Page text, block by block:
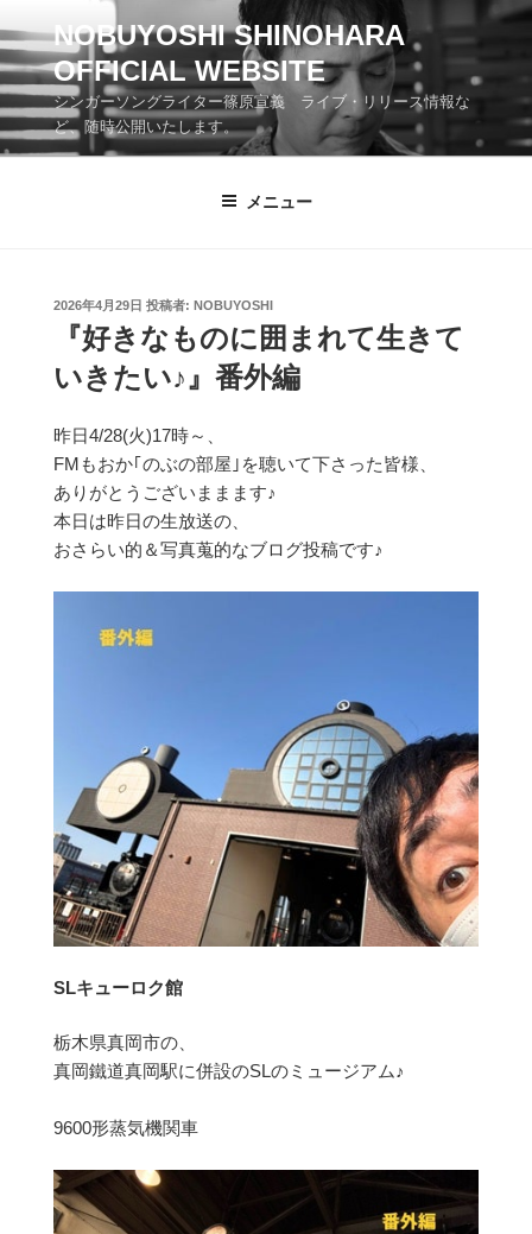
ン
テ
ン
ツ
へ
NOBUYOSHI SHINOHARA
OFFICIAL WEBSITE
シンガーソングライター篠原宣義 ライブ・リリース情報な
ど、随時公開いたします。
メニュー
投
2026年4月29日 投稿者: NOBUYOSHI
『好きなものに囲まれて生きて
いきたい♪』番外編
昨日4/28(火)17時～、
FMもおか｢のぶの部屋｣を聴いて下さった皆様、
ありがとうございままます♪
本日は昨日の生放送の、
おさらい的＆写真蒐的なブログ投稿です♪
SLキューロク館
栃木県真岡市の、
真岡鐵道真岡駅に併設のSLのミュージアム♪
9600形蒸気機関車